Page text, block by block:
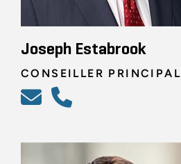
Joseph Estabrook
CONSEILLER PRINCIPAL